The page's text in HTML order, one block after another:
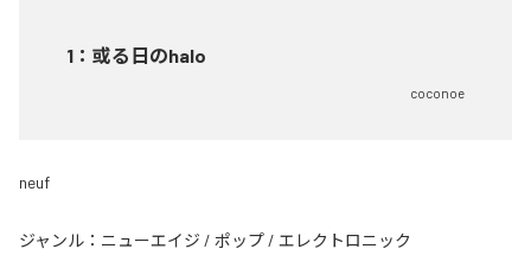
1 ： 或る日のhalo
coconoe
neuf
ジャンル： ニューエイジ / ポップ / エレクトロニック